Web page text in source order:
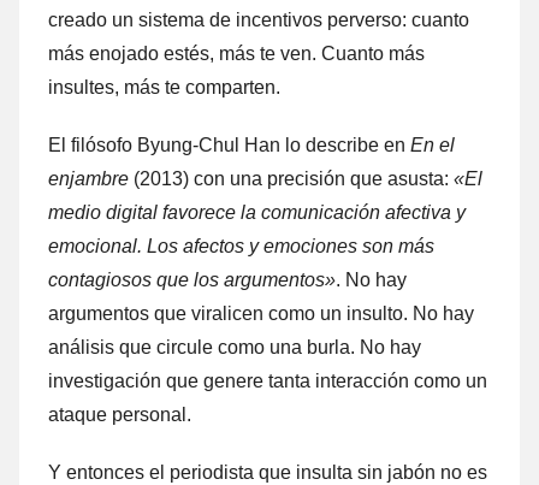
creado un sistema de incentivos perverso: cuanto
más enojado estés, más te ven. Cuanto más
insultes, más te comparten.
El filósofo Byung-Chul Han lo describe en En el
enjambre (2013) con una precisión que asusta: «El
medio digital favorece la comunicación afectiva y
emocional. Los afectos y emociones son más
contagiosos que los argumentos». No hay
argumentos que viralicen como un insulto. No hay
análisis que circule como una burla. No hay
investigación que genere tanta interacción como un
ataque personal.
Y entonces el periodista que insulta sin jabón no es